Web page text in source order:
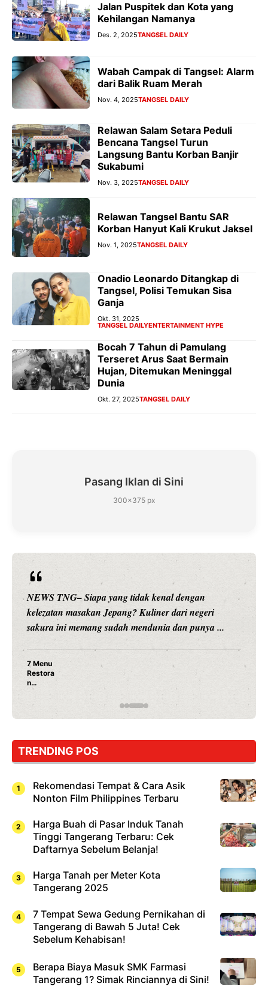
Jalan Puspitek dan Kota yang
Kehilangan Namanya
Des. 2, 2025TANGSEL DAILY
Wabah Campak di Tangsel: Alarm
dari Balik Ruam Merah
Nov. 4, 2025TANGSEL DAILY
Relawan Salam Setara Peduli
Bencana Tangsel Turun
Langsung Bantu Korban Banjir
Sukabumi
Nov. 3, 2025TANGSEL DAILY
Relawan Tangsel Bantu SAR
Korban Hanyut Kali Krukut Jaksel
Nov. 1, 2025TANGSEL DAILY
Onadio Leonardo Ditangkap di
Tangsel, Polisi Temukan Sisa
Ganja
Okt. 31, 2025
TANGSEL DAILYENTERTAINMENT HYPE
Bocah 7 Tahun di Pamulang
Terseret Arus Saat Bermain
Hujan, Ditemukan Meninggal
Dunia
Okt. 27, 2025TANGSEL DAILY
Pasang Iklan di Sini
300×375 px
TNG– Siapa yang tidak kenal dengan
masakan Jepang? Kuliner dari negeri
ini memang sudah mendunia dan punya ...
TRENDING POS
Rekomendasi Tempat & Cara Asik
Nonton Film Philippines Terbaru
Harga Buah di Pasar Induk Tanah
Tinggi Tangerang Terbaru: Cek
Daftarnya Sebelum Belanja!
Harga Tanah per Meter Kota
Tangerang 2025
7 Tempat Sewa Gedung Pernikahan di
Tangerang di Bawah 5 Juta! Cek
Sebelum Kehabisan!
Berapa Biaya Masuk SMK Farmasi
Tangerang 1? Simak Rinciannya di Sini!